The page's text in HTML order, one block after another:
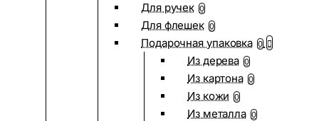
Для ручек 0
Для флешек 0
Подарочная упаковка 0
Из дерева 0
Из картона 0
Из кожи 0
Из металла 0